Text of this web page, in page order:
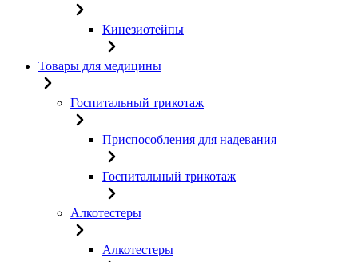
Кинезиотейпы
Товары для медицины
Госпитальный трикотаж
Приспособления для надевания
Госпитальный трикотаж
Алкотестеры
Алкотестеры